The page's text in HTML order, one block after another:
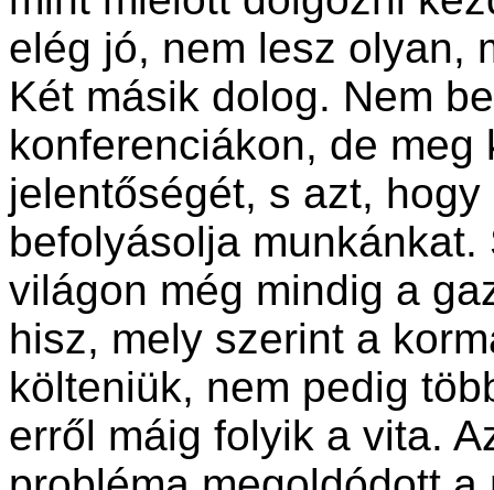
elég jó, nem lesz olyan,
Két másik dolog. Nem
konferenciákon, de
jelentőségét, s azt,
befolyásolja
világon még mindig a
hisz, mely szerint a
költeniük, nem pedig
erről máig folyik a vita.